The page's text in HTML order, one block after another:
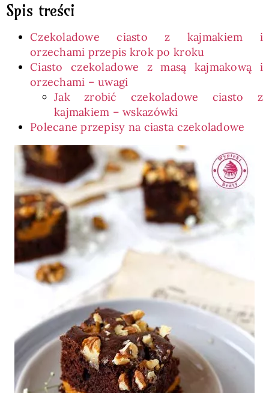
Spis treści
Czekoladowe ciasto z kajmakiem i
orzechami przepis krok po kroku
Ciasto czekoladowe z masą kajmakową i
orzechami – uwagi
Jak zrobić czekoladowe ciasto z
kajmakiem – wskazówki
Polecane przepisy na ciasta czekoladowe